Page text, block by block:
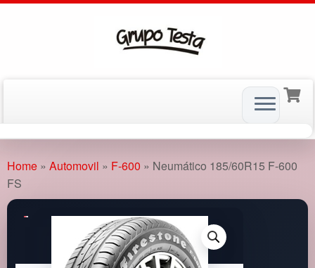
to
content
Home » Automovil » F-600 » Neumático 185/60R15 F-600
FS